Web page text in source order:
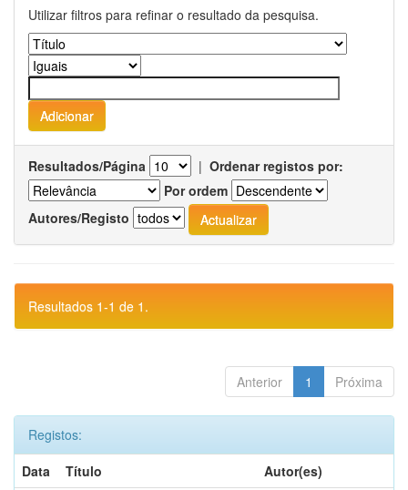
Utilizar filtros para refinar o resultado da pesquisa.
Resultados/Página | Ordenar registos por:
Por ordem
Autores/Registo
Resultados 1-1 de 1.
Anterior 1 Próxima
Registos:
Data
Título
Autor(es)